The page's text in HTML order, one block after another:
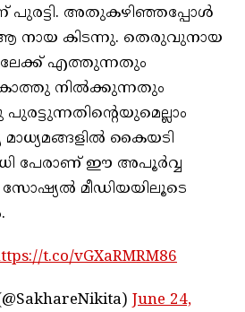
പുരട്ടി. അതുകഴിഞ്ഞപ്പോള്‍
നായ കിടന്നു. തെരുവുനായ
എത്തുന്നതും
നില്‍ക്കുന്നതും
കൈയടി
പേരാണ് ഈ അപൂര്‍വ്വ
മീഡിയയിലൂടെ
t.co/vGXaRMRM86
June 24,